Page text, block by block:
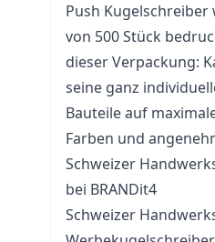
Push
von 500 Stück
dieser Verpackung:
seine ganz
Bauteile auf
Farben und
Schweizer
bei BRANDit4
Schweizer